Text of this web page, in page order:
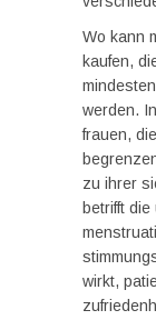
Wo kann
kaufen,
werden.
frauen,
zu ihrer
betrifft
wirkt,